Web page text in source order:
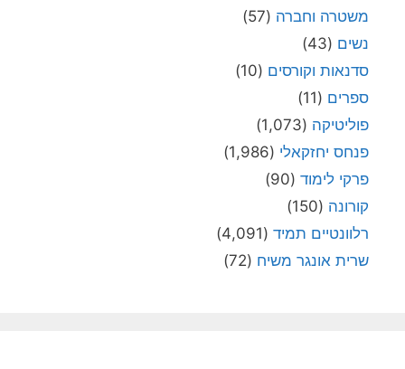
משטרה וחברה (57)
נשים (43)
סדנאות וקורסים (10)
ספרים (11)
פוליטיקה (1,073)
פנחס יחזקאלי (1,986)
פרקי לימוד (90)
קורונה (150)
רלוונטיים תמיד (4,091)
שרית אונגר משיח (72)